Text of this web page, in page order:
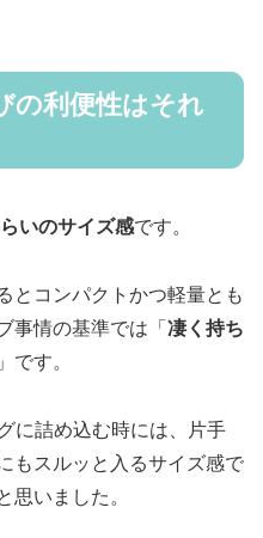
の利便性はそれ
いのサイズ感です。
とコンパクトかつ軽量とも
事情の基準では「 凄く持ち
」です。
に詰め込む時には、片手
もスルッと入るサイズ感で
思いました。